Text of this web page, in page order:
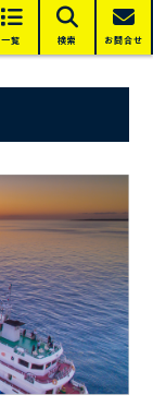
一覧 検索 お問合せ